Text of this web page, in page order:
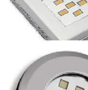
от 364.56р.
СВЕТОДИОДНЫЙ
(ПОДШКАФНЫЙ